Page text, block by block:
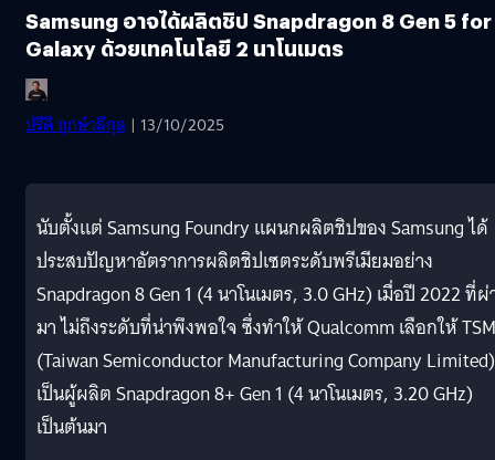
Samsung อาจได้ผลิตชิป Snapdragon 8 Gen 5 for
Galaxy ด้วยเทคโนโลยี 2 นาโนเมตร
ปรีดี ฤกษ์วลีกุล | 13/10/2025
นับตั้งแต่ Samsung Foundry แผนกผลิตชิปของ Samsung ได้
ประสบปัญหาอัตราการผลิตชิปเซตระดับพรีเมียมอย่าง
Snapdragon 8 Gen 1 (4 นาโนเมตร, 3.0 GHz) เมื่อปี 2022 ที่
มา ไม่ถึงระดับที่น่าพึงพอใจ ซึ่งทำให้ Qualcomm เลือกให้
(Taiwan Semiconductor Manufacturing Company Limited)
เป็นผู้ผลิต Snapdragon 8+ Gen 1 (4 นาโนเมตร, 3.20 GHz)
เป็นต้นมา